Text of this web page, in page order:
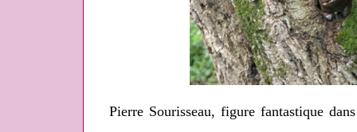
Pierre Sourisseau, figure fantastique